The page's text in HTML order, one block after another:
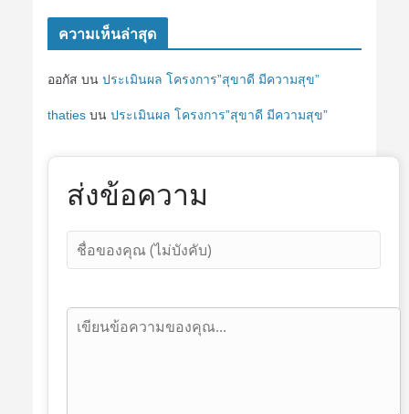
ความเห็นล่าสุด
ออกัส บน ประเมินผล โครงการ”สุขาดี มีความสุข”
thatiesบน ประเมินผล โครงการ”สุขาดี มีความสุข”
ส่งข้อความ